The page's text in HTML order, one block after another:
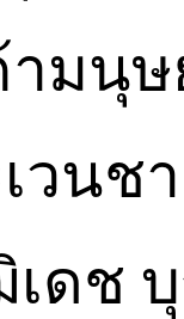
ามนุ
วนช
ดช